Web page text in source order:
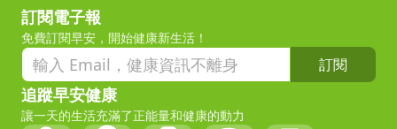
訂閱電子報
免費訂閱早安，開始健康新生活！
訂閱
追蹤早安健康
讓一天的生活充滿了正能量和健康的動力